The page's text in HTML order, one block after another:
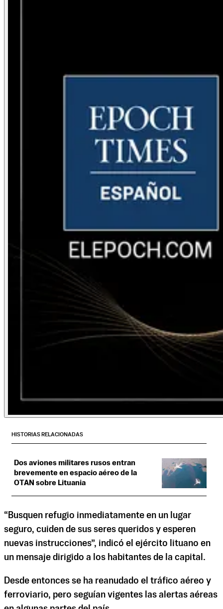
HISTORIAS RELACIONADAS
Dos aviones militares rusos entran
brevemente en espacio aéreo de la
OTAN sobre Lituania
“Busquen refugio inmediatamente en un lugar
seguro, cuiden de sus seres queridos y esperen
nuevas instrucciones”, indicó el ejército lituano en
un mensaje dirigido a los habitantes de la capital.
Desde entonces se ha reanudado el tráfico aéreo y
ferroviario, pero seguían vigentes las alertas aéreas